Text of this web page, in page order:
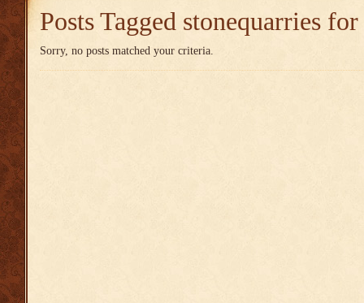
Posts Tagged stonequarries
Sorry, no posts matched your criteria.